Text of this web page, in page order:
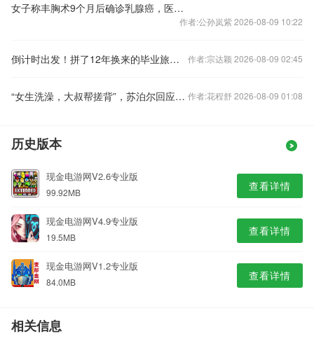
女子称丰胸术9个月后确诊乳腺癌，医美机构：手术不可能引发癌症，建议走司法途径
作者:公孙岚紫 2026-08-09 10:22
倒计时出发！拼了12年换来的毕业旅行，别被这3个“长假终结者”毁了！ 作者:宗达颖 2026-08-09 02:45
“女生洗澡，大叔帮搓背”，苏泊尔回应AI广告擦边：视频全下架，已强化内容管理与审核 作者:花程舒 2026-08-09 01:08
历史版本
现金电游网V2.6专业版
99.92MB 查看详情
现金电游网V4.9专业版
19.5MB 查看详情
现金电游网V1.2专业版
84.0MB 查看详情
相关信息